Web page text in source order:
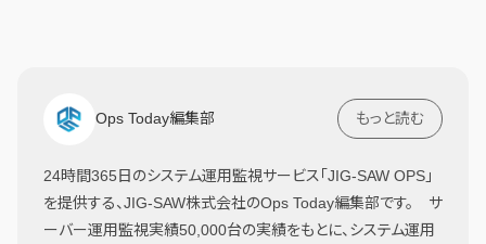
Ops Today編集部 もっと読む
24時間365日のシステム運用監視サービス「JIG-SAW OPS」
を提供する、JIG-SAW株式会社のOps Today編集部です。 サ
ーバー運用監視実績50,000台の実績をもとに、システム運用